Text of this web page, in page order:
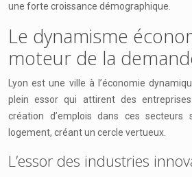
une forte croissance démographique.
Le dynamisme
moteur de la
Lyon est une ville à l’économie
plein essor qui attirent des
création d’emplois dans ces secteurs
logement, créant un cercle vertueux.
L’essor des industries